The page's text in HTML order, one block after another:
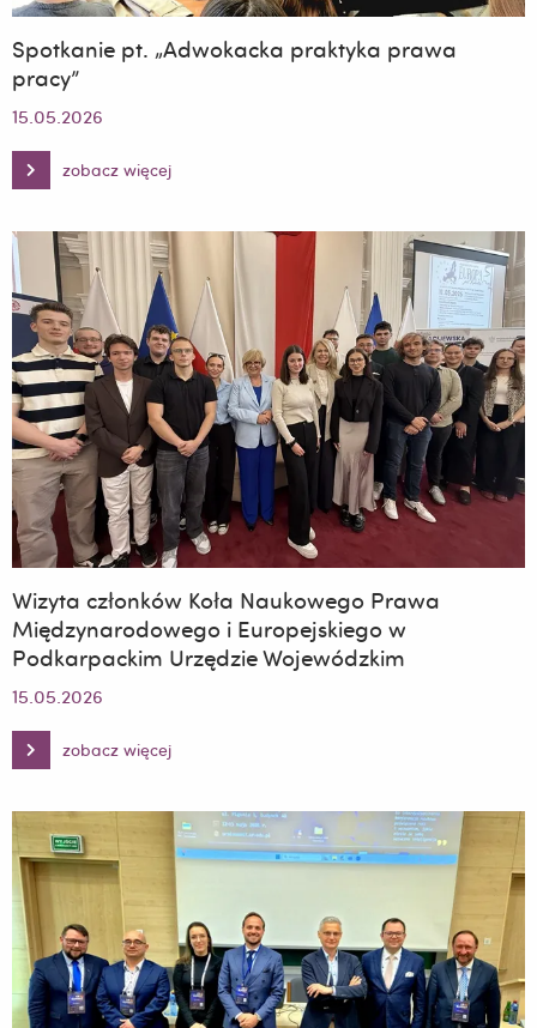
Spotkanie pt. „Adwokacka praktyka prawa
pracy”
15.05.2026
zobacz więcej
Spotkanie
pt.
praktyka
prawa
pracy”
Wizyta członków Koła Naukowego Prawa
Międzynarodowego i Europejskiego w
Podkarpackim Urzędzie Wojewódzkim
15.05.2026
zobacz więcej
Wizyta
członków
Naukowego
Prawa
Międzynarodowego
i
Europejskiego
w
Podkarpackim
Urzędzie
Wojewódzkim